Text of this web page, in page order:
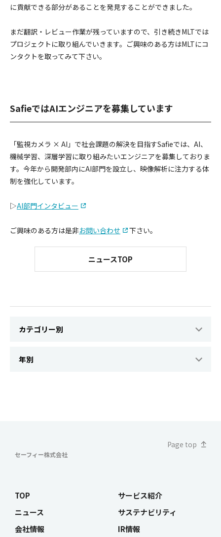
に貢献できる部分があることを発見することができました。
まだ翻訳・レビュー作業が残っていますので、引き続きMLTでは
プロジェクトに取り組んでいきます。ご興味のある方はMLTにコ
ンタクトを取ってみて下さい。
SafieではAIエンジニアを募集しています
「監視カメラ × AI」で社会課題の解決を目指すSafieでは、AI、
機械学習、深層学習に取り組みたいエンジニアを募集しておりま
す。今年から開発部内にAI部門を設立し、映像解析に注力する体
制を強化しています。
▷AI部門インタビュー
ご興味のある方は是非お問い合わせ 下さい。
ニュースTOP
セーフィー株式会社
Page top
TOP
ニュース
会社情報
サービス紹介
サステナビリティ
IR情報